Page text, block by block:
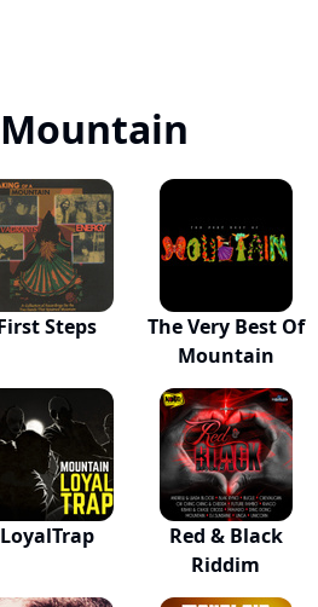
Steps
The Very Best Of
Mountain
LoyalTrap
Red & Black
Riddim